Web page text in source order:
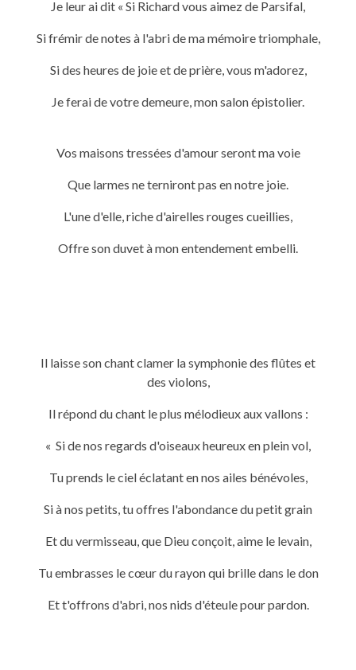
Je leur ai dit « Si Richard vous aimez de Parsifal,
Si frémir de notes à l'abri de ma mémoire triomphale,
Si des heures de joie et de prière, vous m'adorez,
Je ferai de votre demeure, mon salon épistolier.
Vos maisons tressées d'amour seront ma voie
Que larmes ne terniront pas en notre joie.
L'une d'elle, riche d'airelles rouges cueillies,
Offre son duvet à mon entendement embelli.
Il laisse son chant clamer la symphonie des flûtes et
des violons,
Il répond du chant le plus mélodieux aux vallons :
« Si de nos regards d'oiseaux heureux en plein vol,
Tu prends le ciel éclatant en nos ailes bénévoles,
Si à nos petits, tu offres l'abondance du petit grain
Et du vermisseau, que Dieu conçoit, aime le levain,
Tu embrasses le cœur du rayon qui brille dans le don
Et t'offrons d'abri, nos nids d'éteule pour pardon.